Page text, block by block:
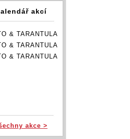
akcí
& TARANTULA
& TARANTULA
& TARANTULA
akce >